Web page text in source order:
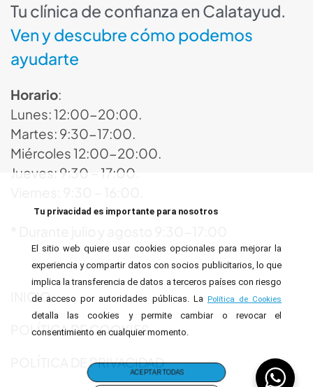
Tu clínica de confianza en Calatayud.
Ven y descubre cómo podemos
ayudarte
Horario:
Lunes: 12:00-20:00.
Martes: 9:30-17:00.
Miércoles 12:00-20:00.
Jueves: 9:30 – 17:00.
INICIO
POLÍTICA DE COOKIES
POLÍTICA DE PRIVACIDAD
Tu privacidad es importante para nosotros
El sitio web quiere usar cookies opcionales para mejorar la
experiencia y compartir datos con socios publicitarios, lo que
implica la transferencia de datos a terceros países con riesgo
de acceso por autoridades públicas. La Política de Cookies
detalla las cookies y permite cambiar o revocar el
consentimiento en cualquier momento.
ACEPTAR TODAS